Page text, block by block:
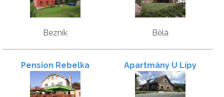
Bezník Bělá
Pension Rebelka Apartmány U Lípy